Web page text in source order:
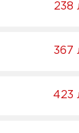
238
367
423